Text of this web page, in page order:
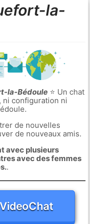
la-
la-Bédoule⭐ Un chat
ni configuration ni
de nouvelles
de nouveaux amis.
avec plusieurs
avec des femmes
.